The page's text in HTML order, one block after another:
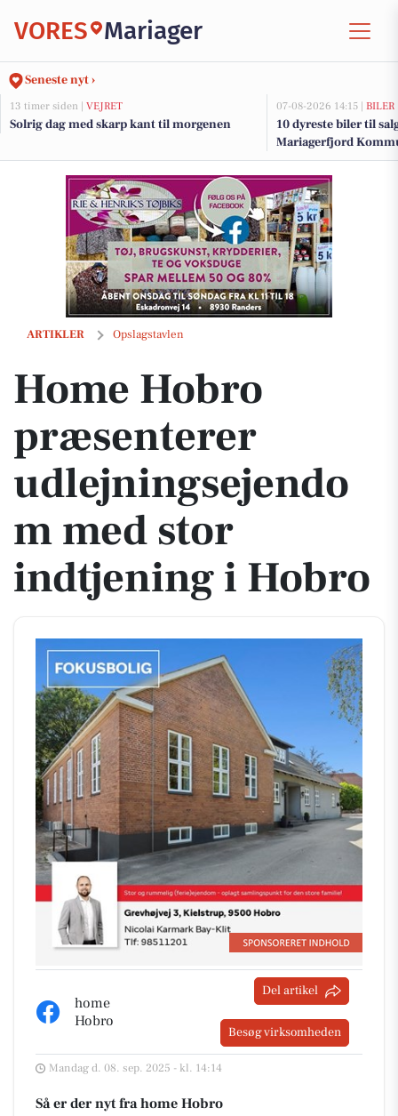
VORES Mariager
Seneste nyt ›
13 timer siden | VEJRET
Solrig dag med skarp kant til morgenen
07-08-2026 14:15 | BILER
10 dyreste biler til
Mariagerfjord
ARTIKLER Opslagstavlen
Home Hobro præsenterer udlejningsejendom med stor indtjening i
Home Hobro
præsenterer
udlejningsejendo
m med stor
indtjening i Hobro
home
Hobro
Del artikel
Besøg virksomheden
Mandag d. 08. sep. 2025 - kl. 14:14
Så er der nyt fra home Hobro